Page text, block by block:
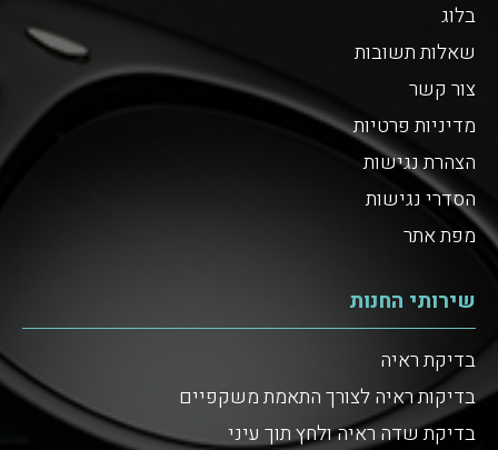
בלוג
שאלות תשובות
צור קשר
מדיניות פרטיות
הצהרת נגישות
הסדרי נגישות
מפת אתר
שירותי החנות
בדיקת ראיה
בדיקות ראיה לצורך התאמת משקפיים
בדיקת שדה ראיה ולחץ תוך עיני